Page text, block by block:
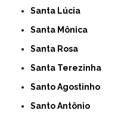
Santa Lúcia
Santa Mônica
Santa Rosa
Santa Terezinha
Santo Agostinho
Santo Antônio